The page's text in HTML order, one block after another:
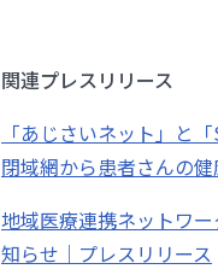
関連プレスリリース
「あじさいネット」と
閉域網から患者さんの
地域医療連携ネットワ
知らせ｜プレスリリース